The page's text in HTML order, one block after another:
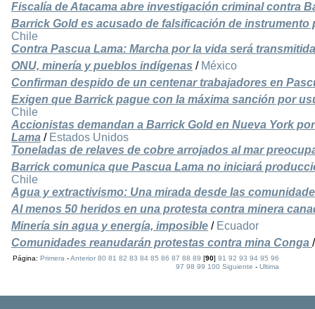
Fiscalía de Atacama abre investigación criminal contra
Barrick Gold es acusado de falsificación de
Chile
Contra Pascua Lama: Marcha por la vida será
ONU, minería y pueblos indígenas / México
Confirman despido de un centenar trabajadores en
Exigen que Barrick pague con la máxima sanción por
Chile
Accionistas demandan a Barrick Gold en Nueva York
Lama / Estados Unidos
Toneladas de relaves de cobre arrojados al mar
Barrick comunica que Pascua Lama no iniciará
Chile
Agua y extractivismo: Una mirada desde las
Al menos 50 heridos en una protesta contra minera
Minería sin agua y energía, imposible / Ecuador
Comunidades reanudarán protestas contra mina Conga
Página:Primera -Anterior 80 81 82 83 84 85 86 87 88 89 [90]91 92 93 94 95 96
97 98 99 100 Siguiente -Ultima